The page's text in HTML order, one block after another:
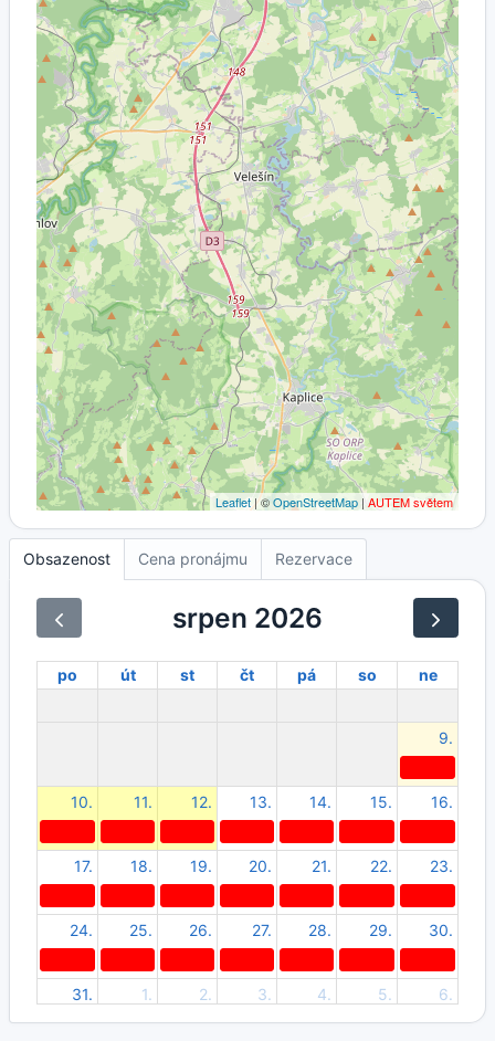
Leaflet| ©OpenStreetMap | AUTEM světem
Obsazenost Cena pronájmu Rezervace
srpen 2026
po út st čt pá so ne
9.
10. 11. 12. 13. 14. 15. 16.
17. 18. 19. 20. 21. 22. 23.
24. 25. 26. 27. 28. 29. 30.
31. 1. 2. 3. 4. 5. 6.